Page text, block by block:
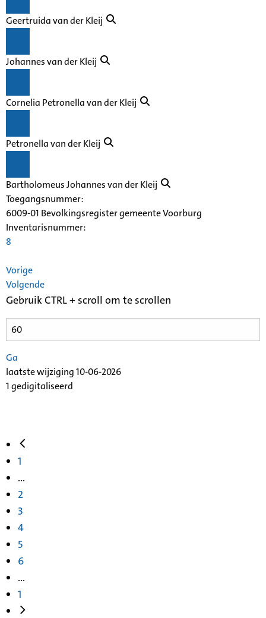
Geertruida van der Kleij
Johannes van der Kleij
Cornelia Petronella van der Kleij
Petronella van der Kleij
Bartholomeus Johannes van der Kleij
Toegangsnummer:
6009-01 Bevolkingsregister gemeente Voorburg
Inventarisnummer:
8
Vorige
Volgende
Gebruik CTRL + scroll om te scrollen
Ga
laatste wijziging 10-06-2026
1 gedigitaliseerd
1
...
2
3
4
5
6
...
1